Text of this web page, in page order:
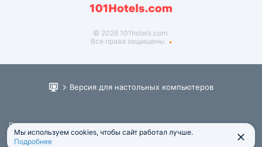
© 2026 101hotels.com.
Все права защищены.
Версия для настольных компьютеров
Пользовательское соглашение
Юридическая информация
Мы используем cookies, чтобы сайт работал лучше.
Подробнее